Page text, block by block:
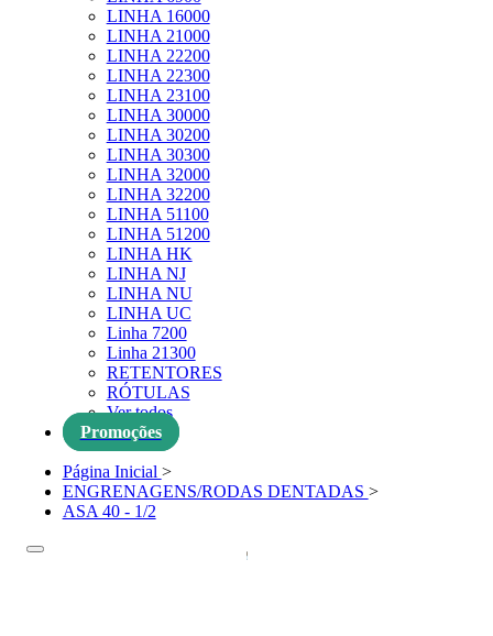
LINHA 16000
LINHA 21000
LINHA 22200
LINHA 22300
LINHA 23100
LINHA 30000
LINHA 30200
LINHA 30300
LINHA 32000
LINHA 32200
LINHA 51100
LINHA 51200
LINHA HK
LINHA NJ
LINHA NU
LINHA UC
Linha 7200
Linha 21300
RETENTORES
RÓTULAS
Ver todos
Promoções
Página Inicial >
ENGRENAGENS/RODAS DENTADAS >
ASA 40 - 1/2